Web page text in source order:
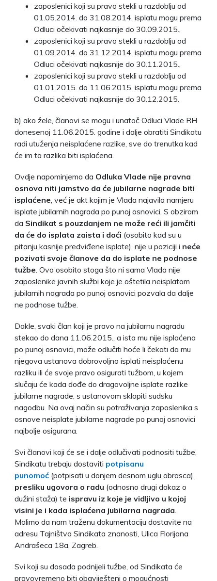
zaposlenici koji su pravo stekli u razdoblju od
01.05.2014. do 31.08.2014. isplatu mogu prema
Odluci očekivati najkasnije do 30.09.2015.,
zaposlenici koji su pravo stekli u razdoblju od
01.09.2014. do 31.12.2014. isplatu mogu prema
Odluci očekivati najkasnije do 30.11.2015.,
zaposlenici koji su pravo stekli u razdoblju od
01.01.2015. do 11.06.2015. isplatu mogu prema
Odluci očekivati najkasnije do 30.12.2015.
b) ako žele, članovi se mogu i unatoč Odluci Vlade RH
donesenoj 11.06.2015. godine i dalje obratiti Sindikatu
radi utuženja neisplaćene razlike, sve do trenutka kad
će im ta razlika biti isplaćena.
Ovdje napominjemo da Odluka Vlade nije pravna
osnova niti jamstvo da će jubilarne nagrade biti
isplaćene, već je akt kojim je Vlada najavila namjeru
isplate jubilarnih nagrada po punoj osnovici. S obzirom
da Sindikat s pouzdanjem ne može reći ili jamčiti
da će do isplata zaista i doći (osobito kad su u
pitanju kasnije predviđene isplate), nije u poziciji i neće
pozivati svoje članove da do isplate ne podnose
tužbe. Ovo osobito stoga što ni sama Vlada nije
zaposlenike javnih službi koje je oštetila neisplatom
jubilarnih nagrada po punoj osnovici pozvala da dalje
ne podnose tužbe.
Dakle, svaki član koji je pravo na jubilarnu nagradu
stekao do dana 11.06.2015., a ista mu nije isplaćena
po punoj osnovici, može odlučiti hoće li čekati da mu
njegova ustanova dobrovoljno isplati neisplaćenu
razliku ili će svoje pravo osigurati tužbom, u kojem
slučaju će kada dođe do dragovoljne isplate razlike
jubilarne nagrade, s ustanovom sklopiti sudsku
nagodbu. Na ovaj način su potraživanja zaposlenika s
osnove neisplate jubilarne nagrade po punoj osnovici
najbolje osigurana.
Svi članovi koji će se i dalje odlučivati podnositi tužbe,
Sindikatu trebaju dostaviti potpisanu
punomoć (potpisati u donjem desnom uglu obrasca),
presliku ugovora o radu (odnosno drugi dokaz o
dužini staža) te ispravu iz koje je vidljivo u kojoj
visini je i kada isplaćena jubilarna nagrada.
Molimo da nam traženu dokumentaciju dostavite na
adresu Tajništva Sindikata znanosti, Ulica Florijana
Andrašeca 18a, Zagreb.
Svi koji su dosada podnijeli tužbe, od Sindikata će
pravovremeno biti obaviješteni o mogućnosti